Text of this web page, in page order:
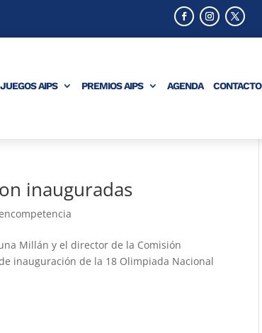
JUEGOS AIPS PREMIOS AIPS AGENDA CONTACTO
inauguradas
Millán y el director de la Comisión
inauguración de la 18 Olimpiada Nacional